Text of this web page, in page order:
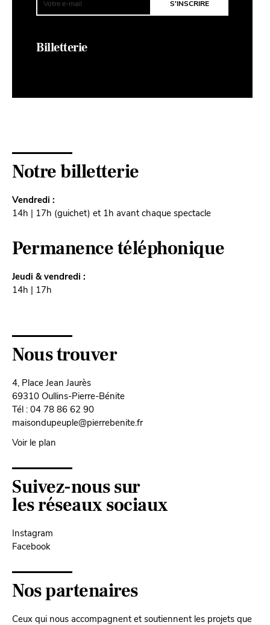
Billetterie
Notre billetterie
Vendredi :
14h | 17h (guichet) et 1h avant chaque spectacle
Permanence téléphonique
Jeudi & vendredi :
14h | 17h
Nous trouver
4, Place Jean Jaurès
69310 Oullins-Pierre-Bénite
Tél : 04 78 86 62 90
maisondupeuple@pierrebenite.fr
Voir le plan
Suivez-nous sur
les réseaux sociaux
Instagram
Facebook
Nos partenaires
Ceux qui nous accompagnent et soutiennent les projets que